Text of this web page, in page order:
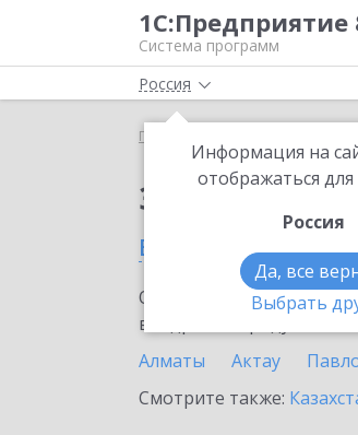
1С:Предприятие
Система программ
Россия
Информация на
отображаться
Россия
Да, все
Выбрать
Главная
Заказать
в Костанае
Ознакомьтесь с
внедрение продукта.
Алматы
Актау
Смотрите также: